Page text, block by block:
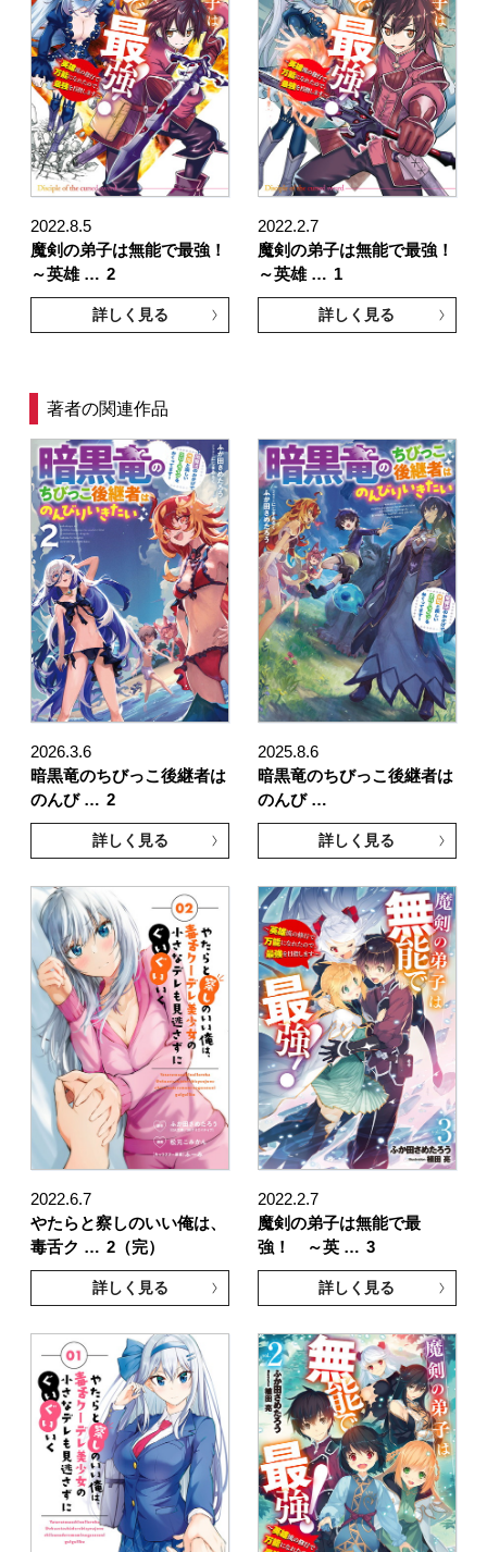
2022.8.5
魔剣の弟子は無能で最強！
～英雄 … 2
詳しく見る
2022.2.7
魔剣の弟子は無能で最強！
～英雄 … 1
詳しく見る
著者の関連作品
2026.3.6
暗黒竜のちびっこ後継者は
のんび … 2
詳しく見る
2025.8.6
暗黒竜のちびっこ後継者は
のんび …
詳しく見る
2022.6.7
やたらと察しのいい俺は、
毒舌ク … 2（完）
詳しく見る
2022.2.7
魔剣の弟子は無能で最
強！ ～英 … 3
詳しく見る